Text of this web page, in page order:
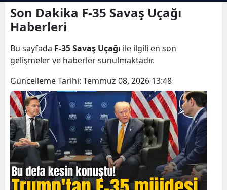
Son Dakika F-35 Savaş Uçağı
Haberleri
Bu sayfada F-35 Savaş Uçağı ile ilgili en son
gelişmeler ve haberler sunulmaktadır.
Güncelleme Tarihi: Temmuz 08, 2026 13:48